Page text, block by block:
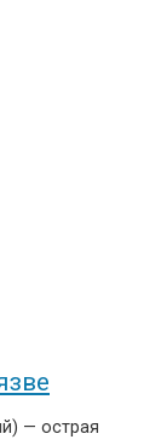
— острая